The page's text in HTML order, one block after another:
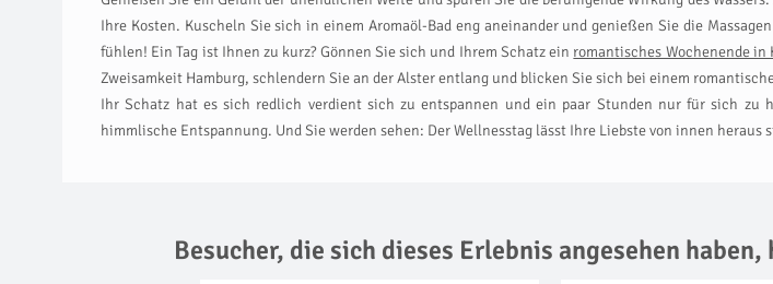
Ihre Kosten. Kuscheln Sie sich in einem Aromaöl-Bad eng aneinander und genießen Sie die
fühlen! Ein Tag ist Ihnen zu kurz? Gönnen Sie sich und Ihrem Schatz ein romantisches Wochenende in
Zweisamkeit Hamburg, schlendern Sie an der Alster entlang und blicken Sie sich bei einem
Ihr Schatz hat es sich redlich verdient sich zu entspannen und ein paar Stunden nur für sich zu
himmlische Entspannung. Und Sie werden sehen: Der Wellnesstag lässt Ihre Liebste von innen heraus
Besucher, die sich dieses Erlebnis angesehen haben,